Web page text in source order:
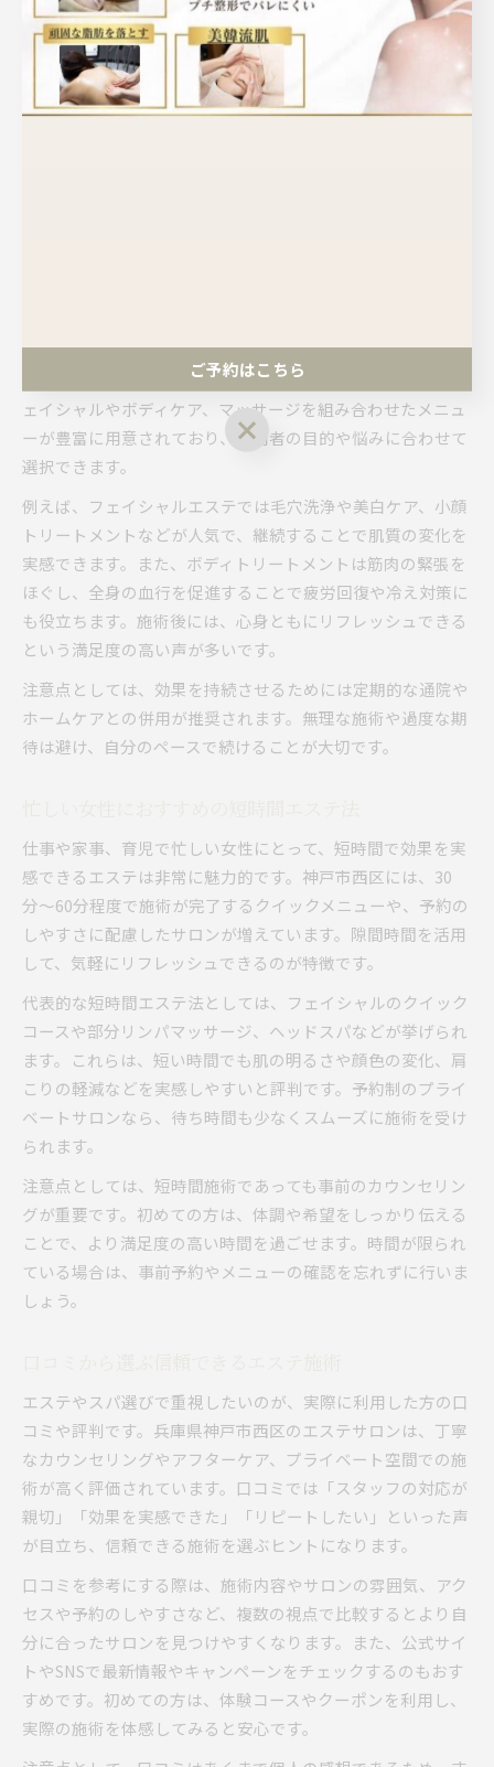
ぐっすり眠れるようになった」といった声が多く寄せられて
います。日常的なセルフケアと組み合わせることで、より高
い効果を実感できるでしょう。例えば、入浴後や寝る前に簡
単なリンパ流しを取り入れるのもおすすめです。
クゼーション効果など、美容と健康の両面にアプローチでき
る点が特徴です。兵庫県神戸市西区の多くのサロンでは、フ
ェイシャルやボディケア、マッサージを組み合わせたメニュ
ーが豊富に用意されており、利用者の目的や悩みに合わせて
選択できます。
例えば、フェイシャルエステでは毛穴洗浄や美白ケア、小顔
トリートメントなどが人気で、継続することで肌質の変化を
実感できます。また、ボディトリートメントは筋肉の緊張を
ほぐし、全身の血行を促進することで疲労回復や冷え対策に
も役立ちます。施術後には、心身ともにリフレッシュできる
という満足度の高い声が多いです。
注意点としては、効果を持続させるためには定期的な通院や
ホームケアとの併用が推奨されます。無理な施術や過度な期
待は避け、自分のペースで続けることが大切です。
仕事や家事、育児で忙しい女性にとって、短時間で効果を実
感できるエステは非常に魅力的です。神戸市西区には、30
分〜60分程度で施術が完了するクイックメニューや、予約の
しやすさに配慮したサロンが増えています。隙間時間を活用
して、気軽にリフレッシュできるのが特徴です。
代表的な短時間エステ法としては、フェイシャルのクイック
コースや部分リンパマッサージ、ヘッドスパなどが挙げられ
ます。これらは、短い時間でも肌の明るさや顔色の変化、肩
こりの軽減などを実感しやすいと評判です。予約制のプライ
ベートサロンなら、待ち時間も少なくスムーズに施術を受け
られます。
注意点としては、短時間施術であっても事前のカウンセリン
グが重要です。初めての方は、体調や希望をしっかり伝える
ことで、より満足度の高い時間を過ごせます。時間が限られ
ている場合は、事前予約やメニューの確認を忘れずに行いま
しょう。
エステやスパ選びで重視したいのが、実際に利用した方の口
コミや評判です。兵庫県神戸市西区のエステサロンは、丁寧
なカウンセリングやアフターケア、プライベート空間での施
術が高く評価されています。口コミでは「スタッフの対応が
親切」「効果を実感できた」「リピートしたい」といった声
が目立ち、信頼できる施術を選ぶヒントになります。
口コミを参考にする際は、施術内容やサロンの雰囲気、アク
セスや予約のしやすさなど、複数の視点で比較するとより自
分に合ったサロンを見つけやすくなります。また、公式サイ
トやSNSで最新情報やキャンペーンをチェックするのもおす
すめです。初めての方は、体験コースやクーポンを利用し、
実際の施術を体感してみると安心です。
ご予約はこちら
ご予約はこちら